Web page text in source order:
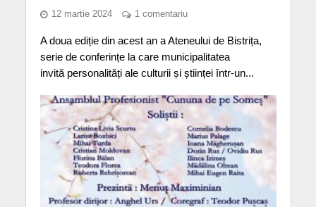
12 martie 2024 1 comentariu
A doua ediție din acest an a Ateneului de Bistrița,
serie de conferințe la care municipalitatea
invită personalități ale culturii și științei într-un...